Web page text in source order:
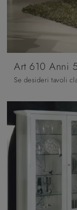
Art 610 Anni